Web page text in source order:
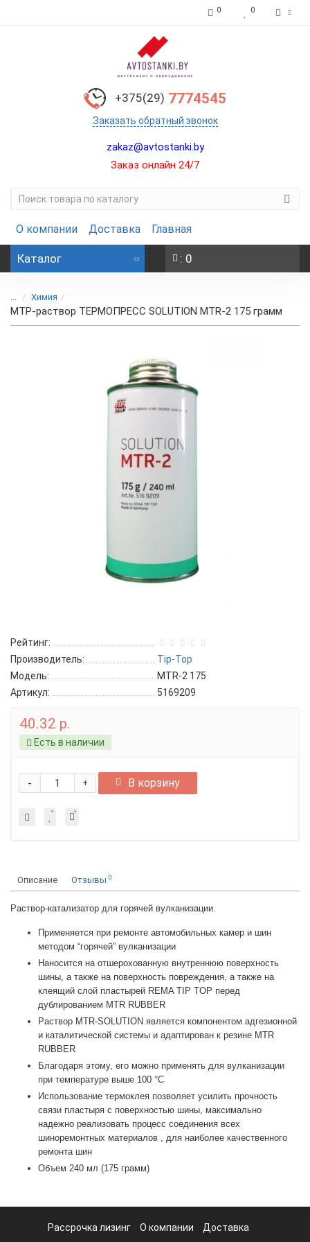
0 0
+375(29) 7774545
Заказать обратный звонок
zakaz@avtostanki.by
Заказ онлайн 24/7
О компании Доставка Главная
Каталог : 0
... Химия
МТР-раствор ТЕРМОПРЕСС SOLUTION MTR-2 175 грамм
Рейтинг:
Производитель:
Tip-Top
Модель:
MTR-2 175
Артикул:
5169209
40.32 р.
Есть в наличии
+
- В корзину
Описание Отзывы 0
Раствор-катализатор для горячей вулканизации.
Применяется при ремонте автомобильных камер и шин
методом “горячей” вулканизации
Наносится на отшерохованную внутреннюю поверхность
шины, а также на поверхность повреждения, а также на
клеящий слой пластырей REMA TIP TOP перед
дублированием MTR RUBBER
Раствор MTR-SOLUTION является компонентом адгезионной
и каталитической системы и адаптирован к резине MTR
RUBBER
Благодаря этому, его можно применять для вулканизации
при температуре выше 100 °C
Использование термоклея позволяет усилить прочность
связи пластыря с поверхностью шины, максимально
надежно реализовать процесс соединения всех
шиноремонтных материалов , для наиболее качественного
ремонта шин
Объем 240 мл (175 грамм)
Рассрочка лизинг О компании Доставка